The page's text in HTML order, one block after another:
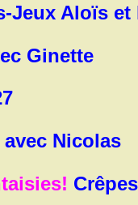
Jeux Aloïs et
Ginette
Nicolas